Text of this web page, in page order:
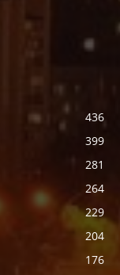
436
399
281
264
229
204
176